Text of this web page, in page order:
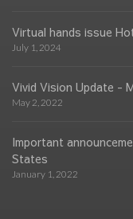
Virtual hands issue
July 1, 2024
Vivid Vision Update -
May 2, 2022
Important
States
January 1, 2022